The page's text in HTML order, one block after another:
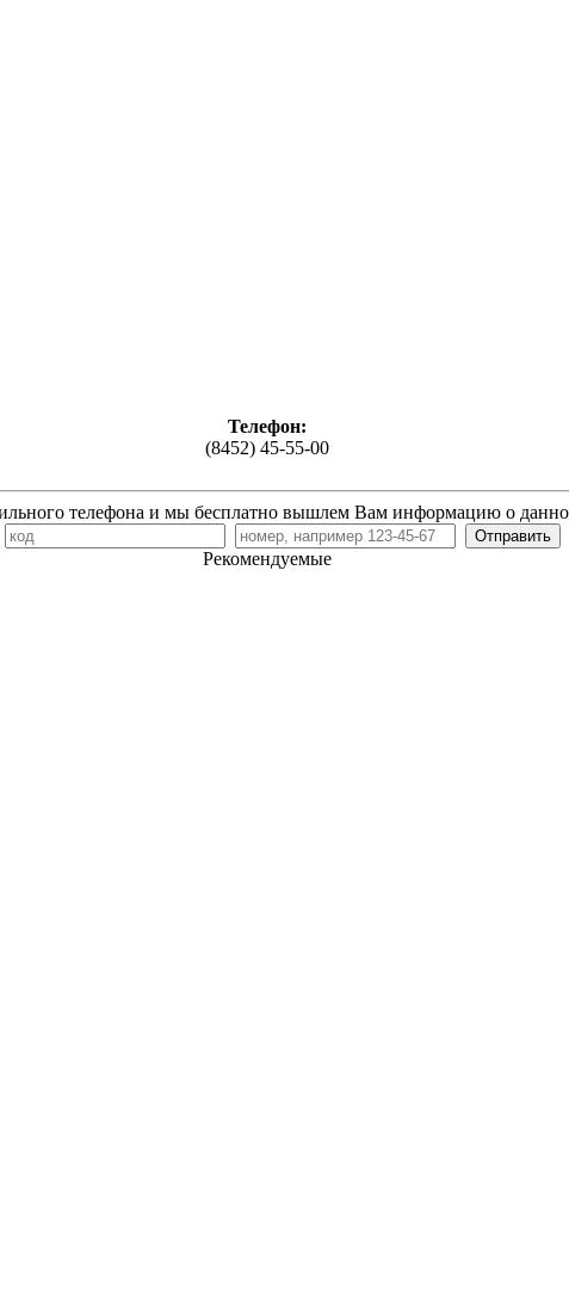
Телефон:
(8452) 45-55-00
телефона и мы бесплатно вышлем Вам информацию о
Рекомендуемые